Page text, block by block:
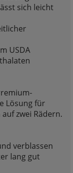
sich leicht
USDA
Lösung für
zwei Rädern.
verblassen
lang gut